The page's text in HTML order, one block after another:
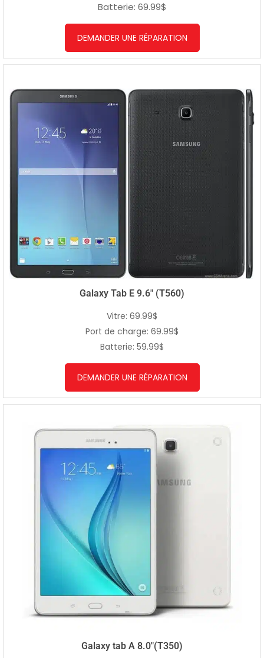
Batterie: 69.99$
DEMANDER UNE RÉPARATION
Galaxy Tab E 9.6″ (T560)
Vitre: 69.99$
Port de charge: 69.99$
Batterie: 59.99$
DEMANDER UNE RÉPARATION
Galaxy tab A 8.0″(T350)